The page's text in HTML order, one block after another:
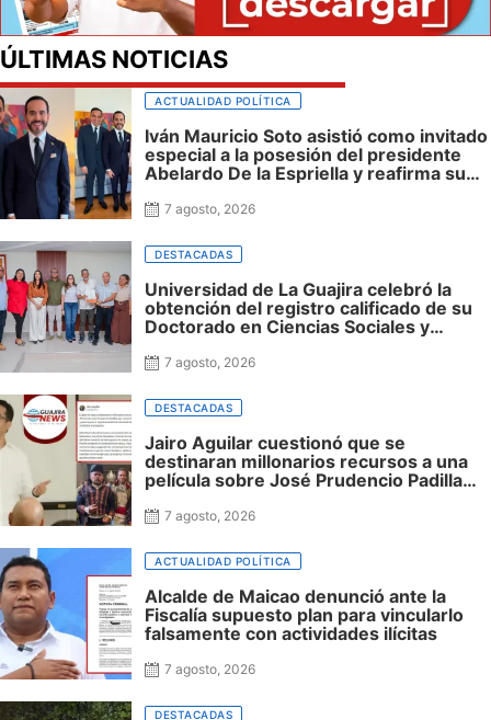
ÚLTIMAS NOTICIAS
ACTUALIDAD POLÍTICA
Iván Mauricio Soto asistió como invitado
especial a la posesión del presidente
Abelardo De la Espriella y reafirma su
7 agosto, 2026
DESTACADAS
Universidad de La Guajira celebró la
obtención del registro calificado de su
Doctorado en Ciencias Sociales y
con impacto regional
7 agosto, 2026
DESTACADAS
Jairo Aguilar cuestionó que se
destinaran millonarios recursos a una
película sobre José Prudencio Padilla
ni incluyó al departamento, mientras
honor en Riohacha
7 agosto, 2026
ACTUALIDAD POLÍTICA
Alcalde de Maicao denunció ante la
Fiscalía supuesto plan para vincularlo
falsamente con actividades ilícitas
7 agosto, 2026
DESTACADAS